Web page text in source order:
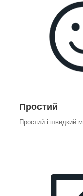
Простий
Простий і швидкий